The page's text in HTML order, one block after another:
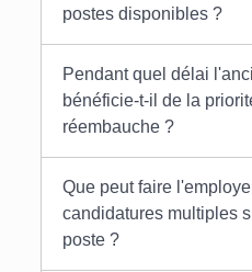
postes disponibles ?
Pendant quel délai
bénéficie-t-il de la
réembauche ?
Que peut faire
candidatures multiples
poste ?